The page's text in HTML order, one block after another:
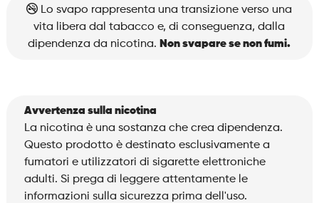
Lo svapo rappresenta una transizione verso una
vita libera dal tabacco e, di conseguenza, dalla
dipendenza da nicotina. Non svapare se non fumi.
Avvertenza sulla nicotina
La nicotina è una sostanza che crea dipendenza.
Questo prodotto è destinato esclusivamente a
fumatori e utilizzatori di sigarette elettroniche
adulti. Si prega di leggere attentamente le
informazioni sulla sicurezza prima dell'uso.